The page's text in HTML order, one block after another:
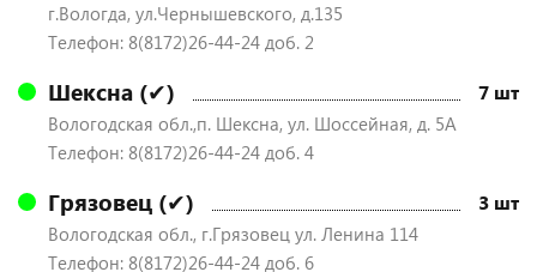
г.Вологда, ул.Чернышевского, д.135
Телефон: 8(8172)26-44-24 доб. 2
Шексна (✔) 7 шт
Вологодская обл.,п. Шексна, ул. Шоссейная, д. 5А
Телефон: 8(8172)26-44-24 доб. 4
Грязовец (✔) 3 шт
Вологодская обл., г.Грязовец ул. Ленина 114
Телефон: 8(8172)26-44-24 доб. 6